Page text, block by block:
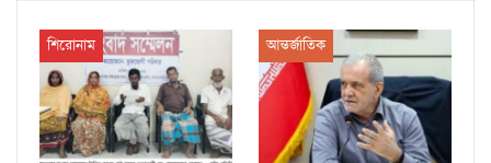
শিরোনাম আন্তর্জাতিক